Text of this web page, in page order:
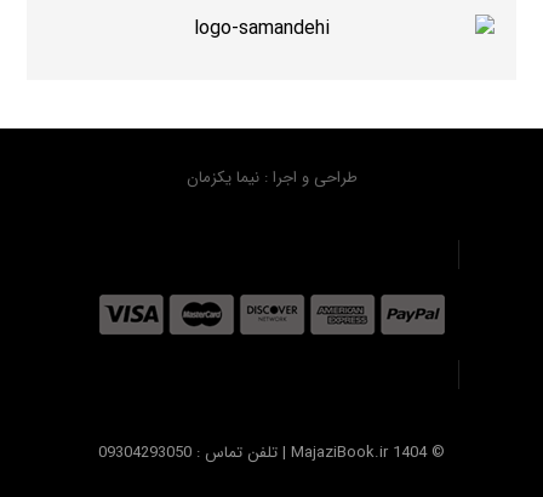
طراحی و اجرا : نیما یکزمان
© MajaziBook.ir 1404 | تلفن تماس : 09304293050